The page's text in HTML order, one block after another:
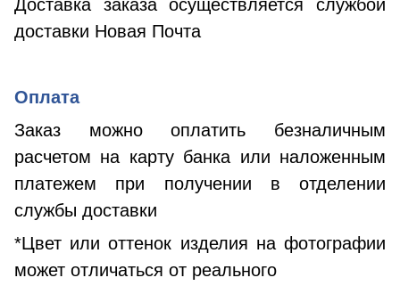
Доставка заказа осуществляется службой
доставки Новая Почта
Оплата
Заказ можно оплатить безналичным
расчетом на карту банка или наложенным
платежем при получении в отделении
службы доставки
*Цвет или оттенок изделия на фотографии
может отличаться от реального